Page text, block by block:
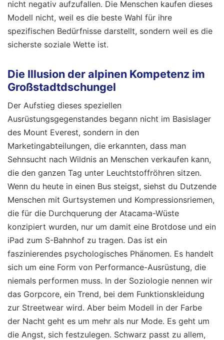
nicht negativ aufzufallen. Die Menschen kaufen dieses
Modell nicht, weil es die beste Wahl für ihre
spezifischen Bedürfnisse darstellt, sondern weil es die
sicherste soziale Wette ist.
Die Illusion der alpinen Kompetenz im
Großstadtdschungel
Der Aufstieg dieses speziellen
Ausrüstungsgegenstandes begann nicht im Basislager
des Mount Everest, sondern in den
Marketingabteilungen, die erkannten, dass man
Sehnsucht nach Wildnis an Menschen verkaufen kann,
die den ganzen Tag unter Leuchtstoffröhren sitzen.
Wenn du heute in einen Bus steigst, siehst du Dutzende
Menschen mit Gurtsystemen und Kompressionsriemen,
die für die Durchquerung der Atacama-Wüste
konzipiert wurden, nur um damit eine Brotdose und ein
iPad zum S-Bahnhof zu tragen. Das ist ein
faszinierendes psychologisches Phänomen. Es handelt
sich um eine Form von Performance-Ausrüstung, die
niemals performen muss. In der Soziologie nennen wir
das Gorpcore, ein Trend, bei dem Funktionskleidung
zur Streetwear wird. Aber beim Modell in der Farbe
der Nacht geht es um mehr als nur Mode. Es geht um
die Angst, sich festzulegen. Schwarz passt zu allem,